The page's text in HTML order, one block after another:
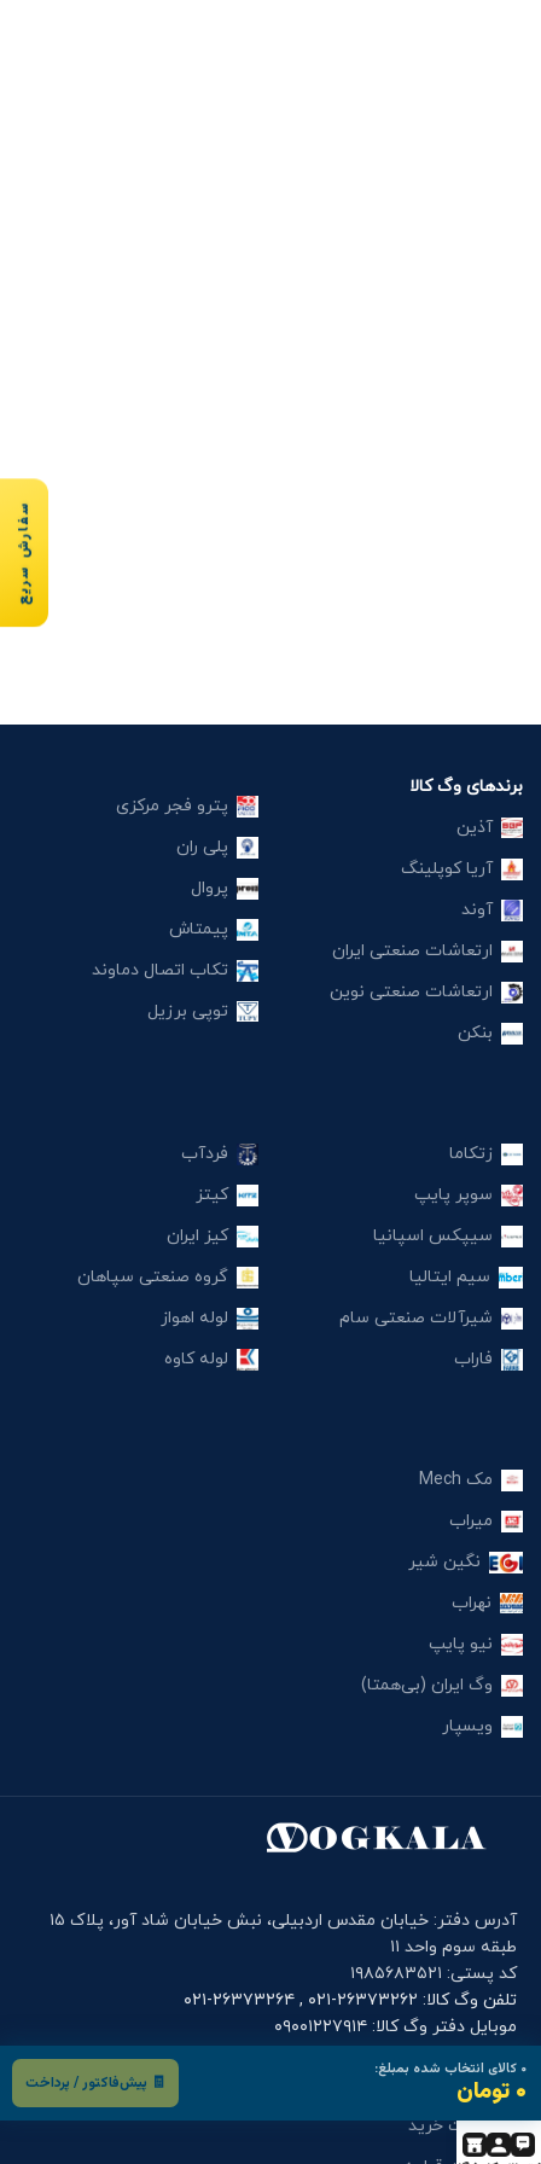
۰ کالای انتخاب شده بمبلغ:
۰ تومان 🧾 پیش‌فاکتور / پرداخت
برندهای وگ کالا
آذین
آریا کوپلینگ
آوند
ارتعاشات صنعتی ایران
ارتعاشات صنعتی نوین
بنکن
پترو فجر مرکزی
پلی ران
پروال
پیمتاش
تکاب اتصال دماوند
توپی برزیل
زتکاما
سوپر پایپ
سیپکس اسپانیا
سیم ایتالیا
شیرآلات صنعتی سام
فاراب
فردآب
کیتز
کیز ایران
گروه صنعتی سپاهان
لوله اهواز
لوله کاوه
مک Mech
میراب
نگین شیر
نهراب
نیو پایپ
وگ ایران (بی‌همتا)
ویسپار
آدرس دفتر: خیابان مقدس اردبیلی، نبش خیابان شاد آور، پلاک ۱۵
طبقه سوم واحد ۱۱
کد پستی: ۱۹۸۵۶۸۳۵۲۱
تلفن وگ کالا: ۲۶۳۷۳۲۶۲-۰۲۱ , ۲۶۳۷۳۲۶۴-۰۲۱
موبایل دفتر وگ کالا: ۰۹۰۰۱۲۲۷۹۱۴
فرم های کاربری
درخواست خرید
سفارش سریع